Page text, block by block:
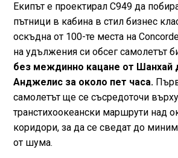
Екипът е проектирал C949 да
пътници в кабина в стил бизнес
оскъдна от 100-те места на
на удължения си обсег самолетът
без междинно кацане от Шанхай
Анджелис за около пет часа.
самолетът ще се съсредоточи върху
транстихоокеански маршрути над
коридори, за да се сведат до
от шума.